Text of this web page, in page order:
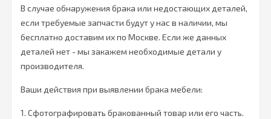
В случае обнаружения брака или недостающих деталей,
если требуемые запчасти будут у нас в наличии, мы
бесплатно доставим их по Москве. Если же данных
деталей нет - мы закажем необходимые детали у
производителя.
Ваши действия при выявлении брака мебели:
1. Сфотографировать бракованный товар или его часть.